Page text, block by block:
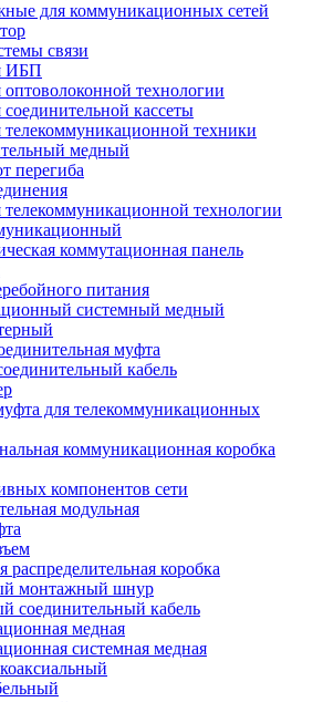
для коммуникационных сетей
связи
ИБП
оптоволоконной технологии
кассеты
телекоммуникационной техники
медный
перегиба
телекоммуникационной технологии
коммутационная панель
питания
системный медный
муфта
кабель
для телекоммуникационных
коммуникационная коробка
компонентов сети
модульная
распределительная коробка
монтажный шнур
соединительный кабель
медная
системная медная